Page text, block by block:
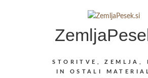
STORITVE, ZEMLJA,
IN OSTALI